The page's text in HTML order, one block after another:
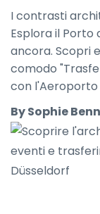
I contrasti
Esplora il Porto
ancora. Scopri
comodo
con l'Aeroporto
By Sophie